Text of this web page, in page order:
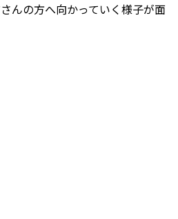
んの方へ向かっていく様子が面